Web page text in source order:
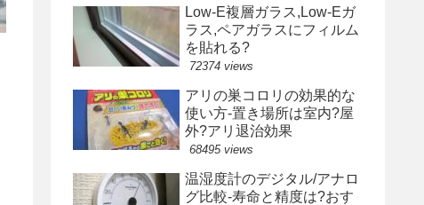
Low-E複層ガラス,Low-Eガ
ラス,ペアガラスにフィルム
を貼れる?
72374 views
アリの巣コロリの効果的な
使い方-置き場所は室内?屋
外?アリ退治効果
68495 views
温湿度計のデジタル/アナロ
グ比較-寿命と精度は?おす